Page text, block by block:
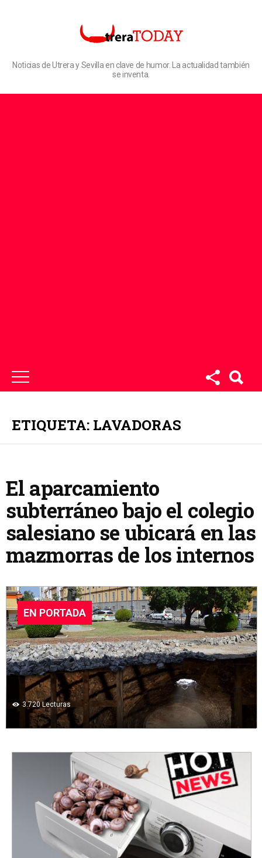
Noticias de Utrera y Sevilla en clave de humor. La actualidad también
se inventa.
ETIQUETA: LAVADORAS
El aparcamiento
subterráneo bajo el colegio
salesiano se ubicará en las
mazmorras de los internos
EN PORTADA
3.720Lecturas